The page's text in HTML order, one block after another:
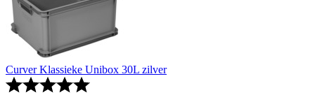
Curver Klassieke Unibox 30L zilver